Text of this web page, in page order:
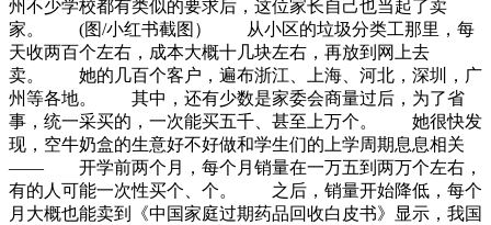
州不少学校都有类似的要求后，这位家长自己也当起了卖
家。 (图/小红书截图） 从小区的垃圾分类工那里，每
天收两百个左右，成本大概十几块左右，再放到网上去
卖。 她的几百个客户，遍布浙江、上海、河北，深圳，广
州等各地。 其中，还有少数是家委会商量过后，为了省
事，统一采买的，一次能买五千、甚至上万个。 她很快发
现，空牛奶盒的生意好不好做和学生们的上学周期息息相关
—— 开学前两个月，每个月销量在一万五到两万个左右，
有的人可能一次性买个、个。 之后，销量开始降低，每个
月大概也能卖到《中国家庭过期药品回收白皮书》显示，我国